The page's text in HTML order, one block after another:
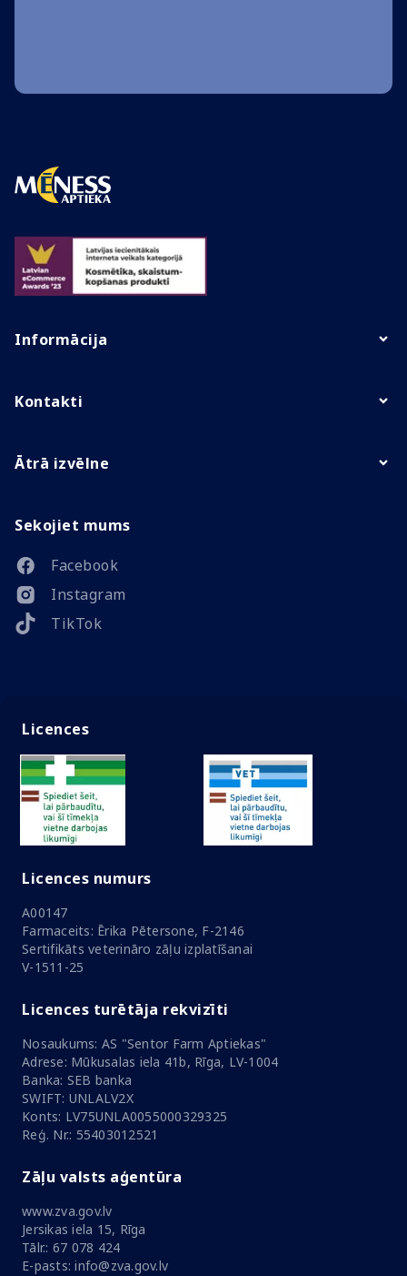
Informācija
Kontakti
Ātrā izvēlne
Sekojiet mums
Facebook
Instagram
TikTok
Licences
Licences numurs
A00147
Farmaceits: Ērika Pētersone, F-2146
Sertifikāts veterināro zāļu izplatīšanai
V-1511-25
Licences turētāja rekvizīti
Nosaukums: AS "Sentor Farm Aptiekas"
Adrese: Mūkusalas iela 41b, Rīga, LV-1004
Banka: SEB banka
SWIFT: UNLALV2X
Konts: LV75UNLA0055000329325
Reģ. Nr.: 55403012521
Zāļu valsts aģentūra
www.zva.gov.lv
Jersikas iela 15, Rīga
Tālr.: 67 078 424
E-pasts: info@zva.gov.lv